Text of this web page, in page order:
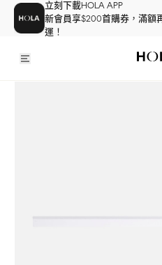
立刻下載HOLA APP
新會員享$200首購券，滿額
運！